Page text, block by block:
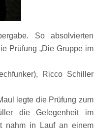
So absolvierten
Prüfung „Die Gruppe im
Ricco Schiller
legte die Prüfung zum
die Gelegenheit im
nahm in Lauf an einem